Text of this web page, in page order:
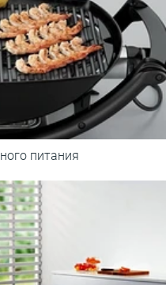
питания